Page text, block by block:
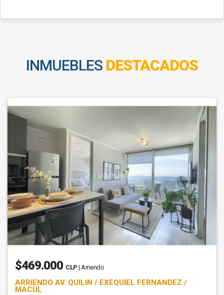
INMUEBLES DESTACADOS
$469.000 CLP | Arriendo
ARRIENDO AV. QUILIN / EXEQUIEL FERNANDEZ /
MACUL